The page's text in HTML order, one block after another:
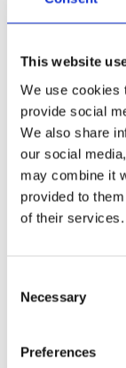
This website
We use cookies
provide social
We also share
our social
may combine it
provided to
of their services.
Selection
Necessary
Preferences
Belgique.
GaiaBuilder
Development
Vous
développez
application
puis vous
avoir une
quel moment.
sur vos
DevOps
d’économiser